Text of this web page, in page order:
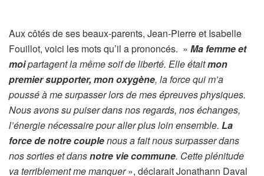
Aux côtés de ses beaux-parents, Jean-Pierre et Isabelle
Fouillot, voici les mots qu’il a prononcés. » Ma femme et
moipartagent la même soif de liberté. Elle étaitmon
premier supporter, mon oxygène, la force qui m’a
poussé à me surpasser lors de mes épreuves physiques.
Nous avons su puiser dans nos regards, nos échanges,
l’énergie nécessaire pour aller plus loin ensemble. La
force de notre couplenous a fait nous surpasser dans
nos sorties et dansnotre vie commune. Cette plénitude
va terriblement me manquer», déclarait Jonathann Daval